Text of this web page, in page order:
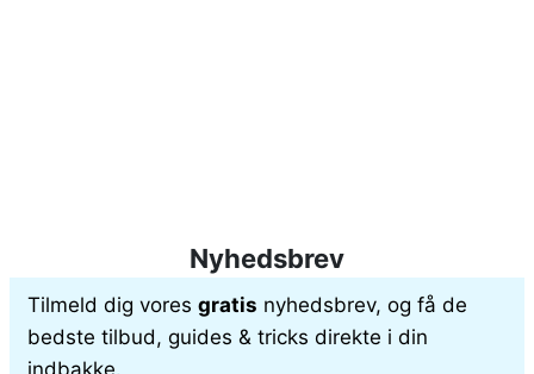
Nyhedsbrev
Tilmeld dig vores gratis nyhedsbrev, og få de
bedste tilbud, guides & tricks direkte i din
indbakke.